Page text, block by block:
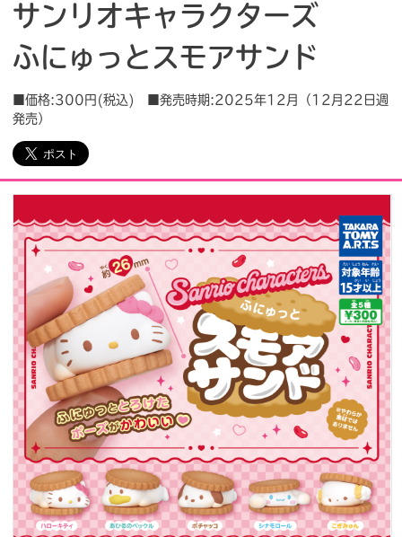
お客様相談室
SUPPORT
会社情報 採用情報
プレスリリース
ビジネスのお客様
閉じる
サンリオキャラクターズ
ふにゅっとスモアサンド
■価格:300円(税込) ■発売時期:2025年12月（12月22日週
発売）